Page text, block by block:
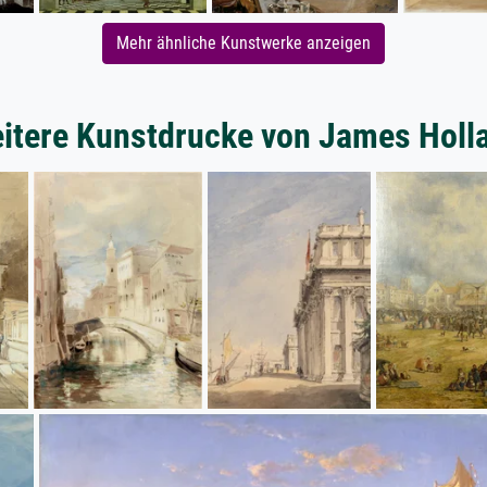
Mehr ähnliche Kunstwerke anzeigen
Kunstdrucke von James